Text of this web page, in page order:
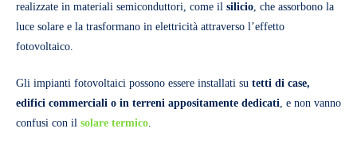
realizzate in materiali semiconduttori, come il silicio, che assorbono la
luce solare e la trasformano in elettricità attraverso l’effetto
fotovoltaico.
Gli impianti fotovoltaici possono essere installati su tetti di case,
edifici commerciali o in terreni appositamente dedicati, e non vanno
confusi con il solare termico.